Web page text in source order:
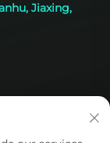
Jiaxing,